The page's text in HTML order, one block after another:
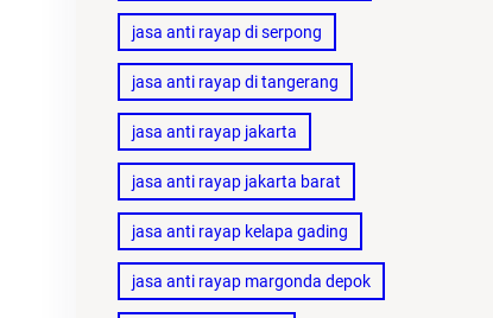
jasa anti rayap di serpong
jasa anti rayap di tangerang
jasa anti rayap jakarta
jasa anti rayap jakarta barat
jasa anti rayap kelapa gading
jasa anti rayap margonda depok